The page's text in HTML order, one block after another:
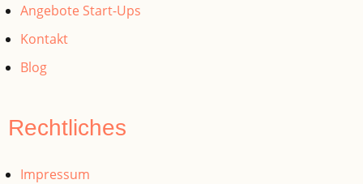
Angebote Start-Ups
Kontakt
Blog
Rechtliches
Impressum